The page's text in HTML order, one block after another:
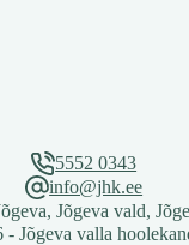
5552 0343
info@jhk.ee
Jõgeva vald,
Jõgeva valla